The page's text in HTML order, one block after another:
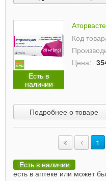
Есть в
наличии
Код
Цена:
Подробнее о товаре
1
Есть в наличии
есть в аптеке или может